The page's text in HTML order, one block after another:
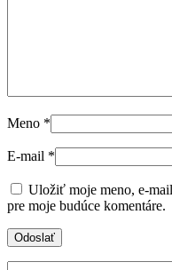
Meno *
E-mail *
Uložiť moje meno, e-
pre moje budúce komentáre.